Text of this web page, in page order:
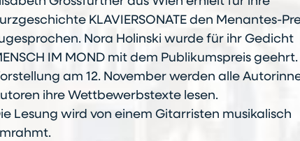
KLAVIERSONATE den Menantes-
Nora Holinski wurde für ihr Gedicht
IM MOND mit dem Publikumspreis
am 12. November werden alle
ihre Wettbewerbstexte lesen.
Lesung wird von einem Gitarristen musikalisch